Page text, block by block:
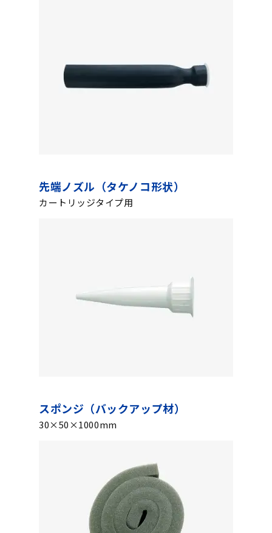
先端ノズル（タケノコ形状）
カートリッジタイプ用
スポンジ（バックアップ材）
30×50×1000mm